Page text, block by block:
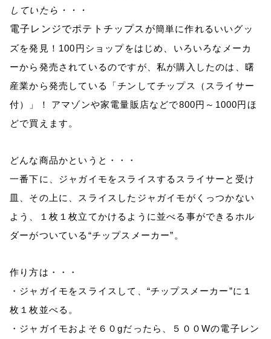
していたら・・・
電子レンジでポテトチップスが簡単に作れるいいグッ
ズを発見！ 100円ショップをはじめ、いろいろなメーカ
ーから発売されているのですが、私が購入したのは、曙
産業から発売している「チンしてチップス（スライサー
付）」！
アマゾンや家電量販店などで800円～ 1000円ほ
どで買えます。
どんな商品かというと・・・
一番下に、ジャガイモをスライスするスライサーと受け
皿、その上に、スライスしたジャガイモがくっつかない
よう、１枚１枚立てかけるように並べる事ができるホル
ダーがついている“チップスメーカー”。
作り方は・・・
・ジャガイモをスライスして、“チップスメーカー”に１
枚１枚並べる。
・ジャガイモおよそ６０gだったら、５００Wの電子レン